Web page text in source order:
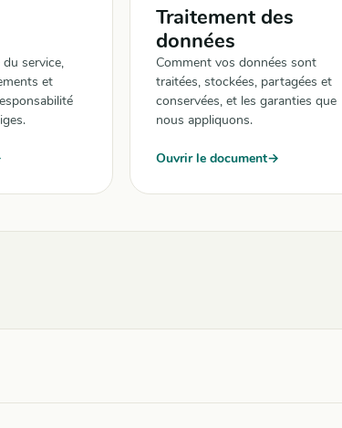
service,
et
Traitement des
données
Comment vos données sont
traitées, stockées, partagées et
conservées, et les garanties que
nous appliquons.
Ouvrir le document